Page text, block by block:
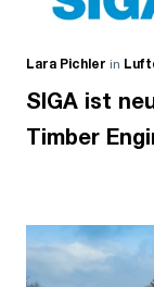
Lara Pichler in
SIGA ist
Timber